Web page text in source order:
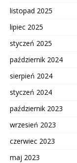
listopad 2025
lipiec 2025
styczeń 2025
październik 2024
sierpień 2024
styczeń 2024
październik 2023
wrzesień 2023
czerwiec 2023
maj 2023